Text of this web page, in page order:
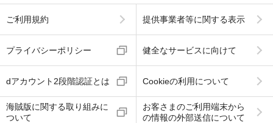
ご利用規約 提供事業者等に関する表示
プライバシーポリシー 健全なサービスに向けて
dアカウント2段階認証とは Cookieの利用について
海賊版に関する取り組みに
ついて
お客さまのご利用端末から
の情報の外部送信について